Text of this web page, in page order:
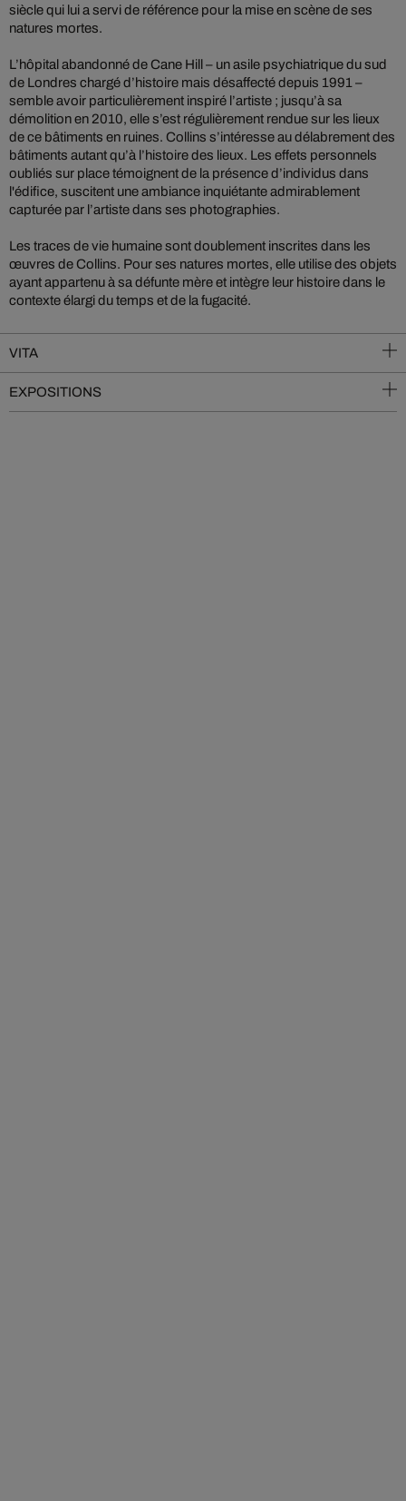
siècle qui lui a servi de référence pour la mise en scène de ses
natures mortes.
L’hôpital abandonné de Cane Hill – un asile psychiatrique du sud
de Londres chargé d’histoire mais désaffecté depuis 1991 –
semble avoir particulièrement inspiré l’artiste ; jusqu’à sa
démolition en 2010, elle s’est régulièrement rendue sur les lieux
de ce bâtiments en ruines. Collins s’intéresse au délabrement des
bâtiments autant qu’à l’histoire des lieux. Les effets personnels
oubliés sur place témoignent de la présence d’individus dans
l'édifice, suscitent une ambiance inquiétante admirablement
capturée par l’artiste dans ses photographies.
Les traces de vie humaine sont doublement inscrites dans les
œuvres de Collins. Pour ses natures mortes, elle utilise des objets
ayant appartenu à sa défunte mère et intègre leur histoire dans le
contexte élargi du temps et de la fugacité.
VITA
EXPOSITIONS